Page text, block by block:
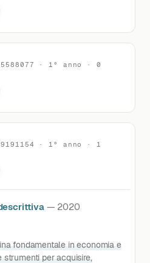
· 1° anno · 0
· 1° anno · 1
— 2020
fondamentale in economia e
per acquisire,